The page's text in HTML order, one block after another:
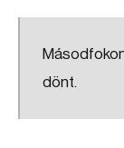
dönt.